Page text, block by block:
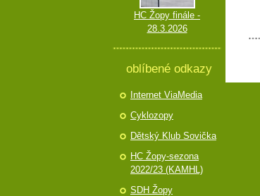
HC Žopy finále -
28.3.2026
oblíbené odkazy
Internet ViaMedia
Cyklozopy
Dětský Klub Sovička
HC Žopy-sezona
2022/23 (KAMHL)
SDH Žopy